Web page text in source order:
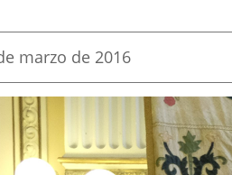
marzo de 2016